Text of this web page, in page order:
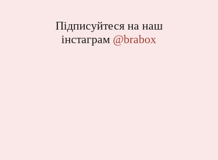
Підписуйтеся на наш
інстаграм @brabox